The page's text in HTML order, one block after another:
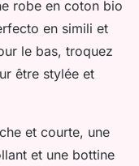
robe en coton bio
en simili et
le bas, troquez
être stylée et
et courte, une
et une bottine